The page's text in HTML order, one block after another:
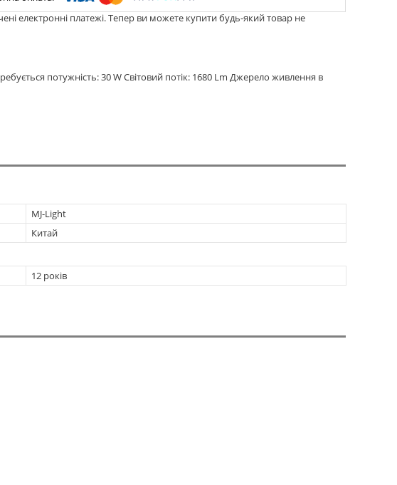
електронні платежі. Тепер ви можете купити будь-який товар не
потужність: 30 W Світовий потік: 1680 Lm Джерело живлення в
MJ-Light
Китай
12 років